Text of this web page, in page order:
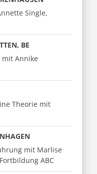
Single,
BE
Annike
Theorie mit
mit Marlise
ABC